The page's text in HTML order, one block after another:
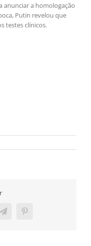
anunciar a homologação
Putin revelou que
testes clínicos.
TelegramPinterest